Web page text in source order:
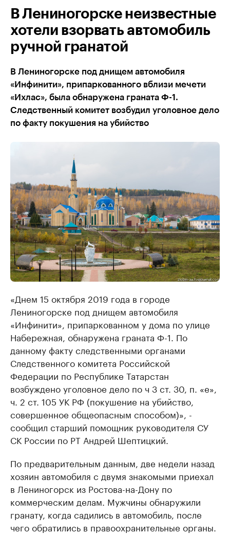
В Лениногорске неизвестные
хотели взорвать автомобиль
ручной гранатой
В Лениногорске под днищем автомобиля
«Инфинити», припаркованного вблизи мечети
«Ихлас», была обнаружена граната Ф-1.
Следственный комитет возбудил уголовное дело
по факту покушения на убийство
«Днем 15 октября 2019 года в городе
Лениногорске под днищем автомобиля
«Инфинити», припаркованном у дома по улице
Набережная, обнаружена граната Ф-1. По
данному факту следственными органами
Следственного комитета Российской
Федерации по Республике Татарстан
возбуждено уголовное дело по ч 3 ст. 30, п. «е»,
ч. 2 ст. 105 УК РФ (покушение на убийство,
совершенное общеопасным способом)», -
сообщил старший помощник руководителя СУ
СК России по РТ Андрей Шептицкий.
По предварительным данным, две недели назад
хозяин автомобиля с двумя знакомыми приехал
в Лениногорск из Ростова-на-Дону по
коммерческим делам. Мужчины обнаружили
гранату, когда садились в автомобиль, после
чего обратились в правоохранительные органы.